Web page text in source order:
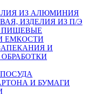
ИЗ АЛЮМИНИЯ
ИЗДЕЛИЯ ИЗ П/Э
ПИЩЕВЫЕ
ЕМКОСТИ
И
И БУМАГИ